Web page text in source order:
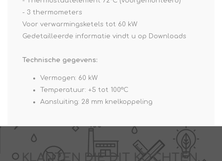
- 3 thermometers
Voor verwarmingsketels tot 60 kW
Gedetailleerde informatie vindt u op Downloads
Technische gegevens:
Vermogen: 60 kW
Temperatuur: +5 tot 100°C
Aansluiting: 28 mm knelkoppeling
KLANTEN DIE DIT KOCHTEN,